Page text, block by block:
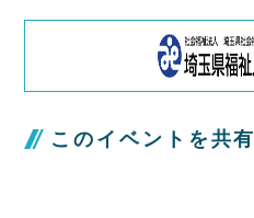
このイベントを共有